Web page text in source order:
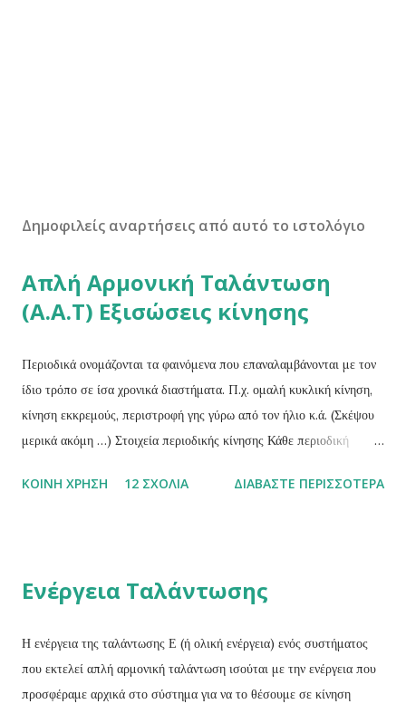
Δημοφιλείς αναρτήσεις από αυτό το ιστολόγιο
Απλή Αρμονική Ταλάντωση
(Α.Α.Τ) Εξισώσεις κίνησης
Περιοδικά ονομάζονται τα φαινόμενα που επαναλαμβάνονται με τον
ίδιο τρόπο σε ίσα χρονικά διαστήματα. Π.χ. ομαλή κυκλική κίνηση,
κίνηση εκκρεμούς, περιστροφή γης γύρω από τον ήλιο κ.ά. (Σκέψου
μερικά ακόμη …) Στοιχεία περιοδικής κίνησης Κάθε περιοδική
ενός περιοδικού φαινομένου ονομάζεται ο χρόνος που απαιτείται για
Συχνότητα (f) ενός περιοδικού φαινομένου ονομάζεται το φυσικό
αριθμού Ν των επαναλήψεων του φαινομένου σε κάποιο χρόνο t,
προς το χρόνο αυτό.Δηλαδή: Η συχνότητα είναι μονόμετρο
μέγεθος και έχει μονάδα μέτρησης το 1 sec -1 ή 1 κύκλος/sec ή 1
ΚΟΙΝΉ ΧΡΉΣΗ 12 ΣΧΌΛΙΑ ΔΙΑΒΆΣΤΕ ΠΕΡΙΣΣΌΤΕΡΑ
Ενέργεια Ταλάντωσης
Η ενέργεια της ταλάντωσης Ε (ή ολική ενέργεια) ενός συστήματος
που εκτελεί απλή αρμονική ταλάντωση ισούται με την ενέργεια που
προσφέραμε αρχικά στο σύστημα για να το θέσουμε σε κίνηση